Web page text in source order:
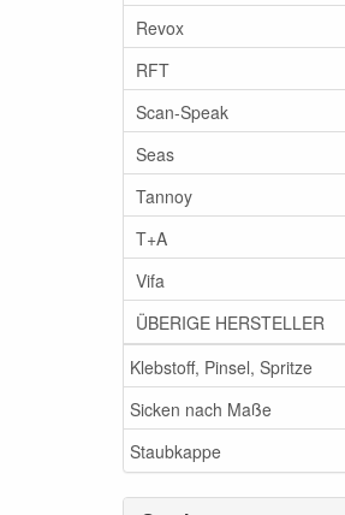
Revox
RFT
Scan-Speak
Seas
Tannoy
T+A
Vifa
ÜBERIGE HERSTELLER
Klebstoff, Pinsel, Spritze
Sicken nach Maße
Staubkappe